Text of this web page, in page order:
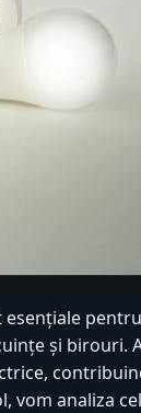
pentru
și birouri.
vom analiza